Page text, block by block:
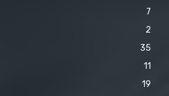
7
2
35
11
19